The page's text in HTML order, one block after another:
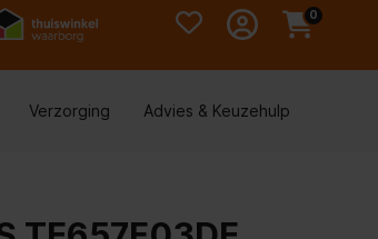
0
Verzorging Advies & Keuzehulp